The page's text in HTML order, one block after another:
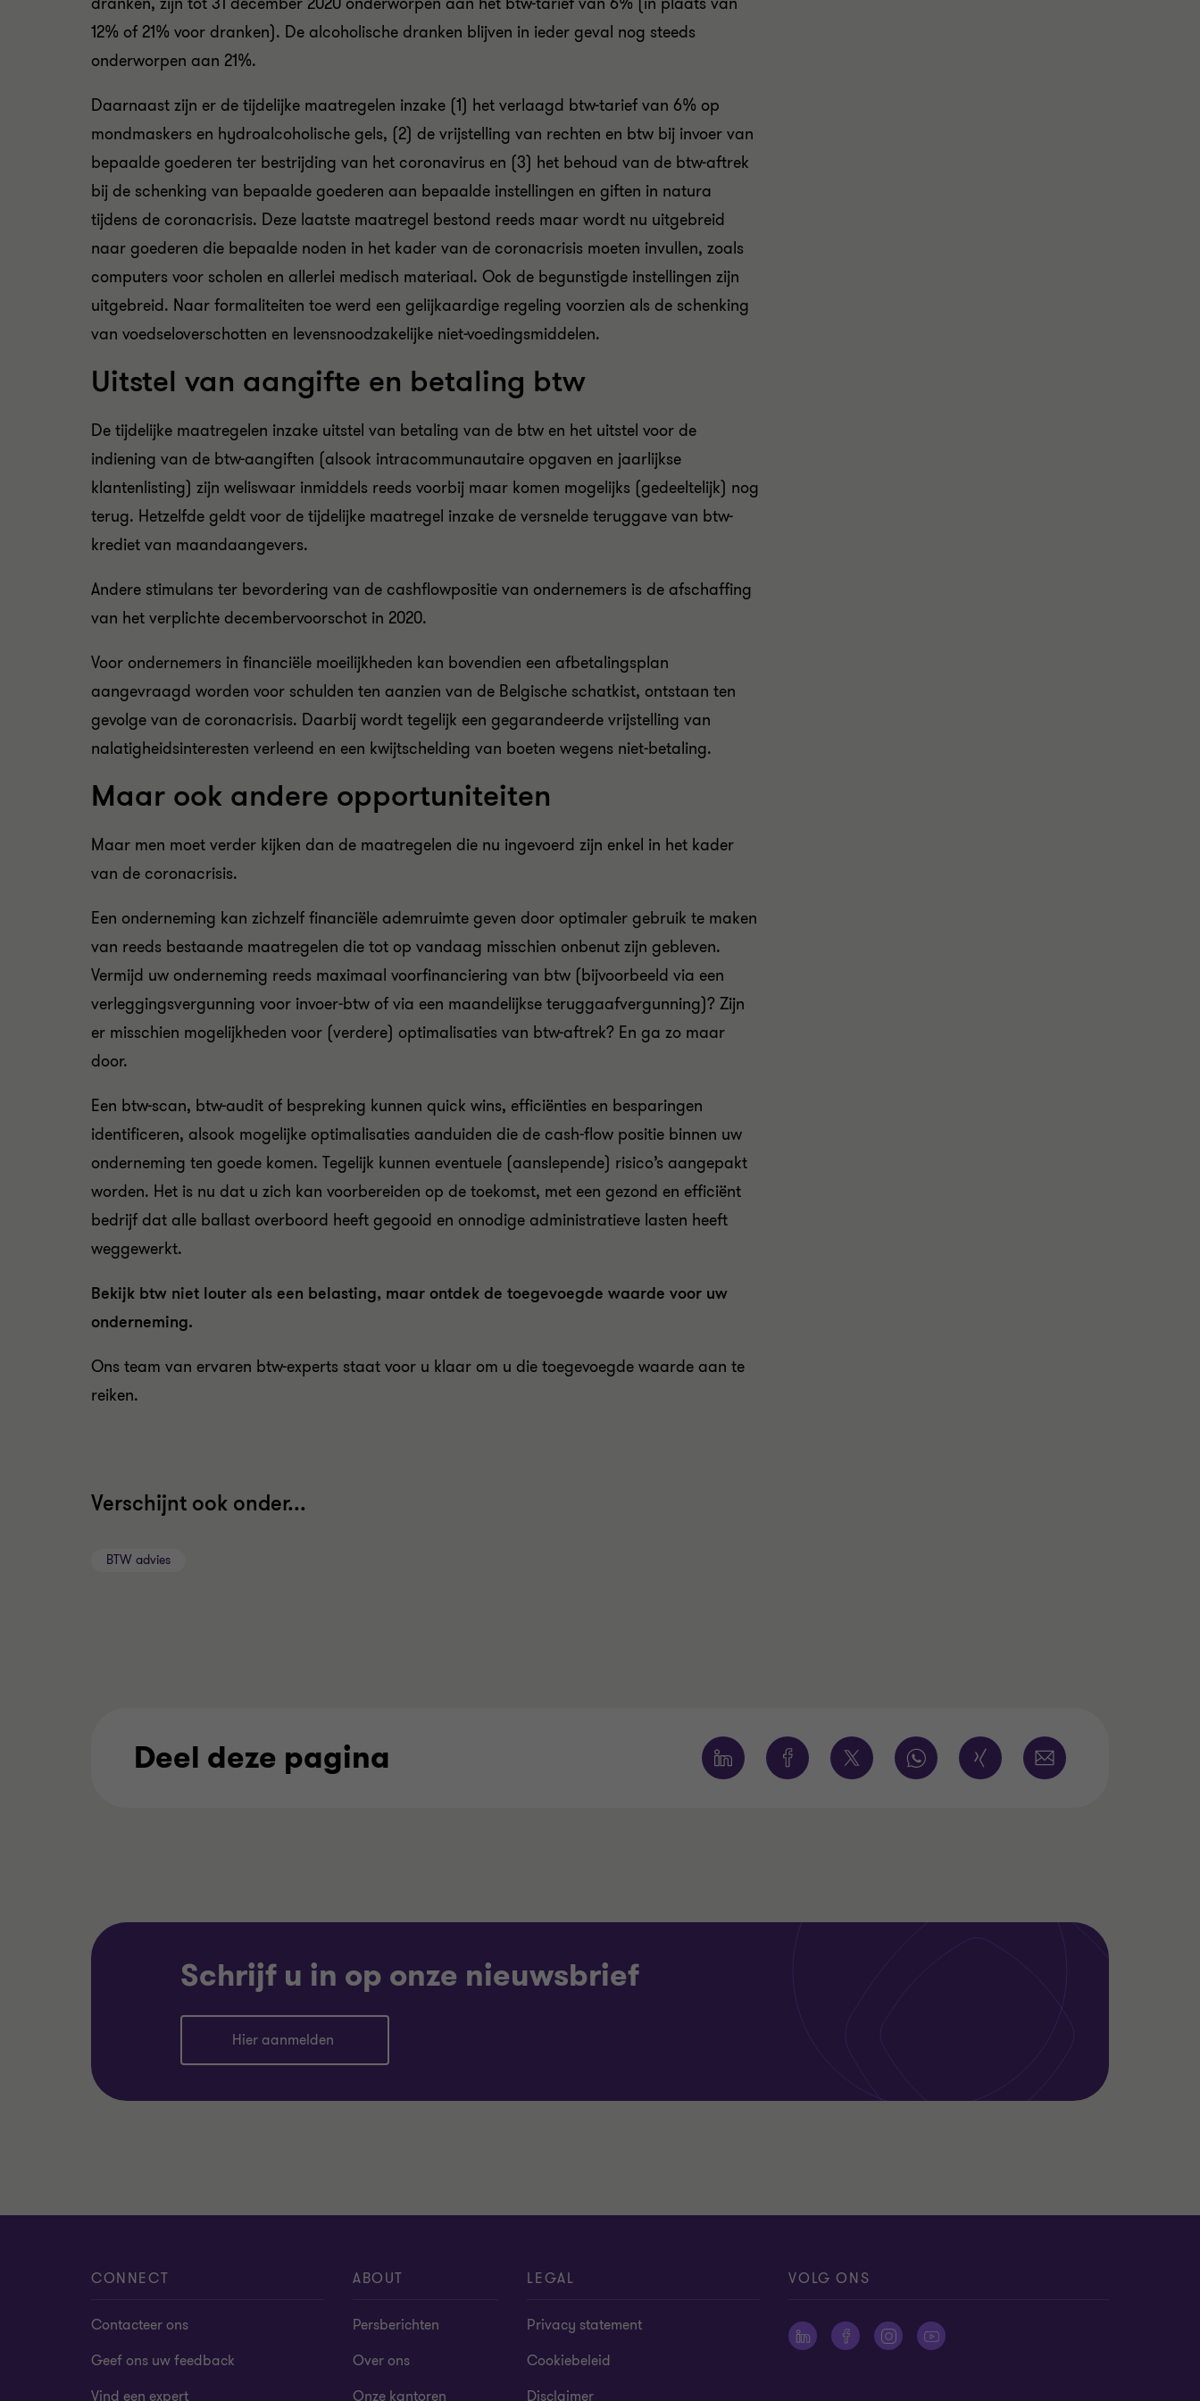
12% of 21% voor dranken). De alcoholische dranken blijven in ieder geval nog steeds
onderworpen aan 21%.
Daarnaast zijn er de tijdelijke maatregelen inzake (1) het verlaagd btw-tarief van 6% op
mondmaskers en hydroalcoholische gels, (2) de vrijstelling van rechten en btw bij invoer van
bepaalde goederen ter bestrijding van het coronavirus en (3) het behoud van de btw-aftrek
bij de schenking van bepaalde goederen aan bepaalde instellingen en giften in natura
tijdens de coronacrisis. Deze laatste maatregel bestond reeds maar wordt nu uitgebreid
naar goederen die bepaalde noden in het kader van de coronacrisis moeten invullen, zoals
computers voor scholen en allerlei medisch materiaal. Ook de begunstigde instellingen zijn
uitgebreid. Naar formaliteiten toe werd een gelijkaardige regeling voorzien als de schenking
van voedseloverschotten en levensnoodzakelijke niet-voedingsmiddelen.
Uitstel van aangifte en betaling btw
De tijdelijke maatregelen inzake uitstel van betaling van de btw en het uitstel voor de
indiening van de btw-aangiften (alsook intracommunautaire opgaven en jaarlijkse
klantenlisting) zijn weliswaar inmiddels reeds voorbij maar komen mogelijks (gedeeltelijk) nog
terug. Hetzelfde geldt voor de tijdelijke maatregel inzake de versnelde teruggave van btw-
krediet van maandaangevers.
Andere stimulans ter bevordering van de cashflowpositie van ondernemers is de afschaffing
van het verplichte decembervoorschot in 2020.
Voor ondernemers in financiële moeilijkheden kan bovendien een afbetalingsplan
aangevraagd worden voor schulden ten aanzien van de Belgische schatkist, ontstaan ten
gevolge van de coronacrisis. Daarbij wordt tegelijk een gegarandeerde vrijstelling van
nalatigheidsinteresten verleend en een kwijtschelding van boeten wegens niet-betaling.
Maar ook andere opportuniteiten
Maar men moet verder kijken dan de maatregelen die nu ingevoerd zijn enkel in het kader
van de coronacrisis.
Een onderneming kan zichzelf financiële ademruimte geven door optimaler gebruik te maken
van reeds bestaande maatregelen die tot op vandaag misschien onbenut zijn gebleven.
Vermijd uw onderneming reeds maximaal voorfinanciering van btw (bijvoorbeeld via een
verleggingsvergunning voor invoer-btw of via een maandelijkse teruggaafvergunning)? Zijn
er misschien mogelijkheden voor (verdere) optimalisaties van btw-aftrek? En ga zo maar
door.
Een btw-scan, btw-audit of bespreking kunnen quick wins, efficiënties en besparingen
identificeren, alsook mogelijke optimalisaties aanduiden die de cash-flow positie binnen uw
onderneming ten goede komen. Tegelijk kunnen eventuele (aanslepende) risico’s aangepakt
worden. Het is nu dat u zich kan voorbereiden op de toekomst, met een gezond en efficiënt
bedrijf dat alle ballast overboord heeft gegooid en onnodige administratieve lasten heeft
weggewerkt.
Bekijk btw niet louter als een belasting, maar ontdek de toegevoegde waarde voor uw
onderneming.
Ons team van ervaren btw-experts staat voor u klaar om u die toegevoegde waarde aan te
reiken.
Verschijnt ook onder...
BTW advies
Deel deze pagina
Schrijf u in op onze nieuwsbrief
Hier aanmelden
CONNECT
Contacteer ons
Geef ons uw feedback
Vind een expert
ABOUT
Persberichten
Over ons
Onze kantoren
LEGAL
Privacy statement
Cookiebeleid
Disclaimer
VOLG ONS